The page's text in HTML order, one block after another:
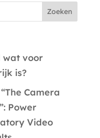
wat voor
is?
Camera
Power
Video